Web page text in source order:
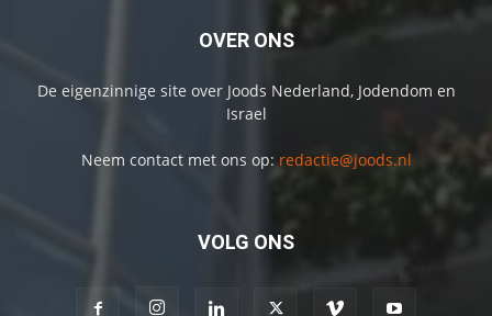
OVER ONS
De eigenzinnige site over Joods Nederland, Jodendom en
Israel
Neem contact met ons op: redactie@joods.nl
VOLG ONS